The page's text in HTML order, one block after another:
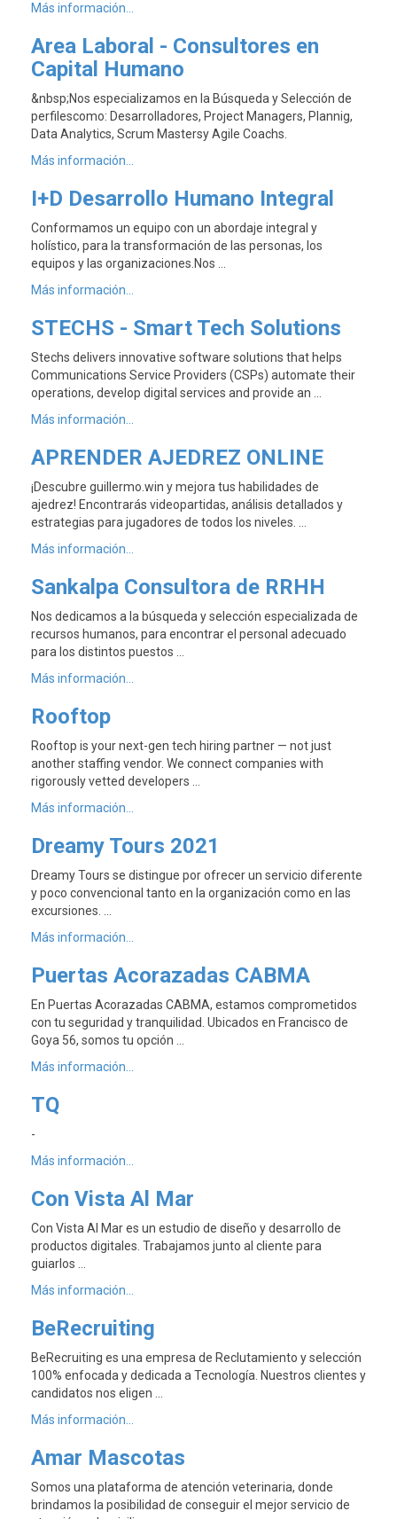
Más información...
Area Laboral - Consultores en
Capital Humano
&nbsp;Nos especializamos en la Búsqueda y Selección de
perfilescomo: Desarrolladores, Project Managers, Plannig,
Data Analytics, Scrum Mastersy Agile Coachs.
Más información...
I+D Desarrollo Humano Integral
Conformamos un equipo con un abordaje integral y
holístico, para la transformación de las personas, los
equipos y las organizaciones.Nos …
Más información...
STECHS - Smart Tech Solutions
Stechs delivers innovative software solutions that helps
Communications Service Providers (CSPs) automate their
operations, develop digital services and provide an …
Más información...
APRENDER AJEDREZ ONLINE
¡Descubre guillermo.win y mejora tus habilidades de
ajedrez! Encontrarás videopartidas, análisis detallados y
estrategias para jugadores de todos los niveles. …
Más información...
Sankalpa Consultora de RRHH
Nos dedicamos a la búsqueda y selección especializada de
recursos humanos, para encontrar el personal adecuado
para los distintos puestos …
Más información...
Rooftop
Rooftop is your next-gen tech hiring partner — not just
another staffing vendor. We connect companies with
rigorously vetted developers …
Más información...
Dreamy Tours 2021
Dreamy Tours se distingue por ofrecer un servicio diferente
y poco convencional tanto en la organización como en las
excursiones. …
Más información...
Puertas Acorazadas CABMA
En Puertas Acorazadas CABMA, estamos comprometidos
con tu seguridad y tranquilidad. Ubicados en Francisco de
Goya 56, somos tu opción …
Más información...
TQ
-
Más información...
Con Vista Al Mar
Con Vista Al Mar es un estudio de diseño y desarrollo de
productos digitales. Trabajamos junto al cliente para
guiarlos …
Más información...
BeRecruiting
BeRecruiting es una empresa de Reclutamiento y selección
100% enfocada y dedicada a Tecnología. Nuestros clientes y
candidatos nos eligen …
Más información...
Amar Mascotas
Somos una plataforma de atención veterinaria, donde
brindamos la posibilidad de conseguir el mejor servicio de